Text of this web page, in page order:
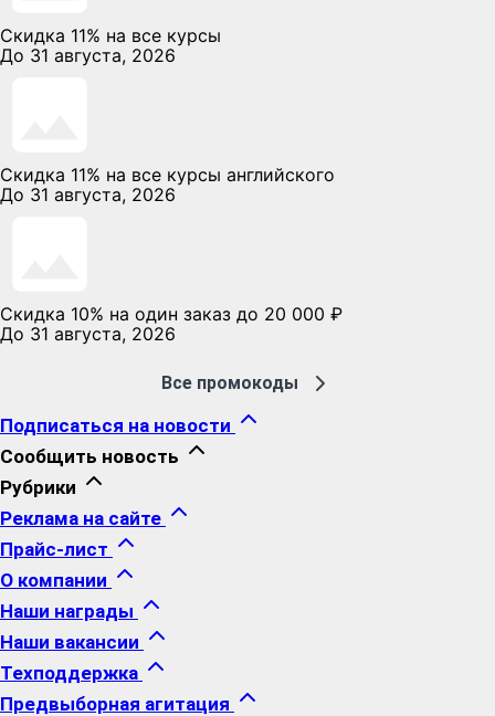
Скидка 11% на все курсы
До 31 августа, 2026
Скидка 11% на все курсы английского
До 31 августа, 2026
Скидка 10% на один заказ до 20 000 ₽
До 31 августа, 2026
Все промокоды
Подписаться на новости
Сообщить новость
Рубрики
Реклама на сайте
Прайс-лист
О компании
Наши награды
Наши вакансии
Техподдержка
Предвыборная агитация